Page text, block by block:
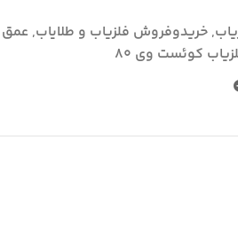
, خریدوفروش فلزیاب و طلایاب, عمق
کوئست وی ۸۰